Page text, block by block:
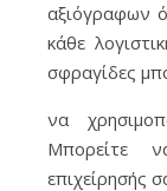
αξιόγραφων
κάθε
σφραγίδες
να
Μπορείτε
επιχείρησής